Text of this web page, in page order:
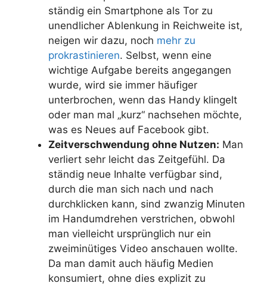
ständig ein Smartphone als Tor zu
unendlicher Ablenkung in Reichweite ist,
neigen wir dazu, noch mehr zu
prokrastinieren. Selbst, wenn eine
wichtige Aufgabe bereits angegangen
wurde, wird sie immer häufiger
unterbrochen, wenn das Handy klingelt
oder man mal „kurz“ nachsehen möchte,
was es Neues auf Facebook gibt.
Zeitverschwendung ohne Nutzen: Man
verliert sehr leicht das Zeitgefühl. Da
ständig neue Inhalte verfügbar sind,
durch die man sich nach und nach
durchklicken kann, sind zwanzig Minuten
im Handumdrehen verstrichen, obwohl
man vielleicht ursprünglich nur ein
zweiminütiges Video anschauen wollte.
Da man damit auch häufig Medien
konsumiert, ohne dies explizit zu